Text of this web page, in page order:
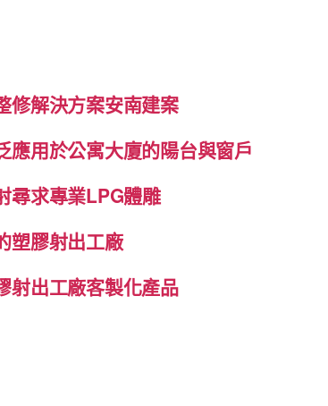
修解決方案安南建案
應用於公寓大廈的陽台與窗戶
尋求專業LPG體雕
塑膠射出工廠
射出工廠客製化產品